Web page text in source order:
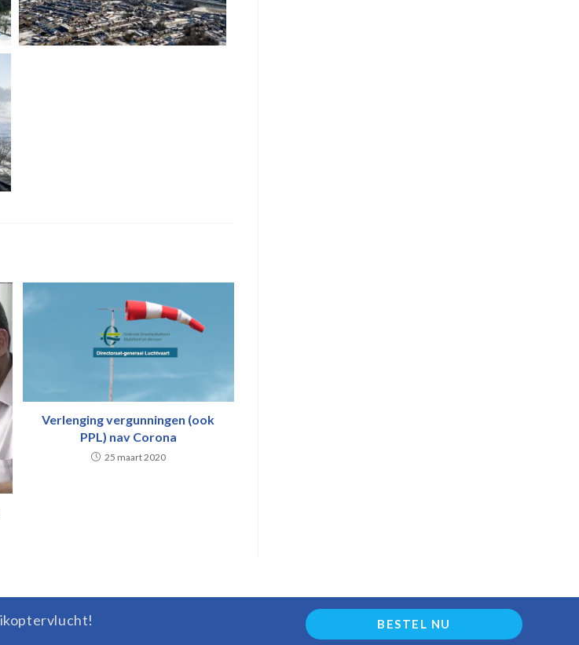
Verlenging vergunningen (ook
PPL) nav Corona
25 maart 2020
BESTEL NU